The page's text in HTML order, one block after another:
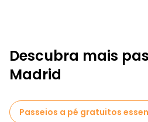
Descubra mais
Madrid
Passeios a pé gratuitos